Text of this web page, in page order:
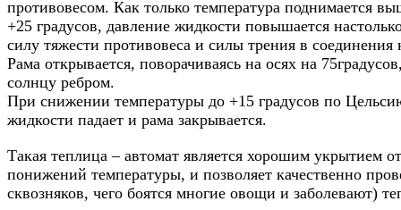
противовесом. Как только температура поднимается
+25 градусов, давление жидкости повышается
силу тяжести противовеса и силы трения в соединения
Рама открывается, поворачиваясь на осях на
солнцу ребром.
При снижении температуры до +15 градусов по
жидкости падает и рама закрывается.
Такая теплица – автомат является хорошим укрытием
понижений температуры, и позволяет качественно
сквозняков, чего боятся многие овощи и заболевают)